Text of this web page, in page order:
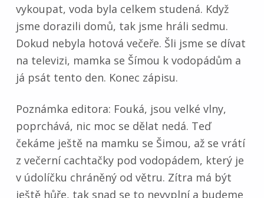
vykoupat, voda byla celkem studená. Když
jsme dorazili domů, tak jsme hráli sedmu.
Dokud nebyla hotová večeře. Šli jsme se dívat
na televizi, mamka se Šímou k vodopádům a
já psát tento den. Konec zápisu.
Poznámka editora: Fouká, jsou velké vlny,
poprchává, nic moc se dělat nedá. Teď
čekáme ještě na mamku se Šimou, až se vrátí
z večerní cachtačky pod vodopádem, který je
v údolíčku chráněný od větru. Zítra má být
ještě hůře, tak snad se to nevyplní a budeme